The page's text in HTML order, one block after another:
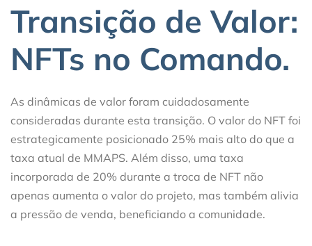
Transição de Valor:
NFTs no Comando.
As dinâmicas de valor foram cuidadosamente
consideradas durante esta transição. O valor do NFT foi
estrategicamente posicionado 25% mais alto do que a
taxa atual de MMAPS. Além disso, uma taxa
incorporada de 20% durante a troca de NFT não
apenas aumenta o valor do projeto, mas também alivia
a pressão de venda, beneficiando a comunidade.